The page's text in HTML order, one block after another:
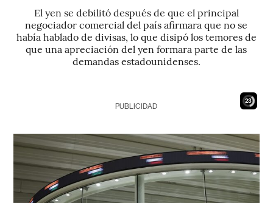
El yen se debilitó después de que el principal
negociador comercial del país afirmara que no se
había hablado de divisas, lo que disipó los temores de
que una apreciación del yen formara parte de las
demandas estadounidenses.
21
PUBLICIDAD